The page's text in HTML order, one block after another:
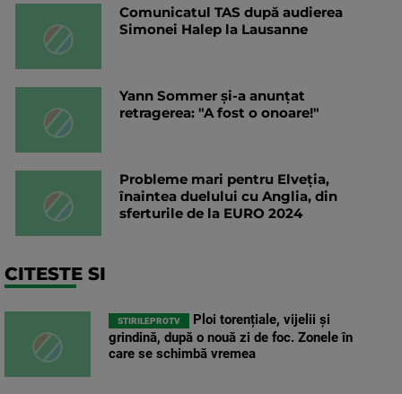
Comunicatul TAS după audierea
Simonei Halep la Lausanne
Yann Sommer și-a anunțat
retragerea: "A fost o onoare!"
Probleme mari pentru Elveția,
înaintea duelului cu Anglia, din
sferturile de la EURO 2024
CITESTE SI
STIRILEPROTV
Ploi torențiale, vijelii și
grindină, după o nouă zi de foc. Zonele în
care se schimbă vremea